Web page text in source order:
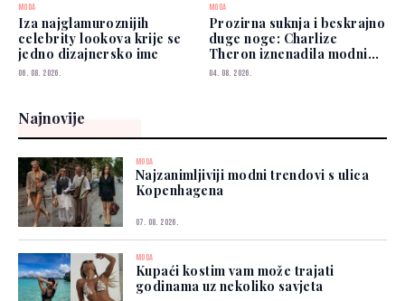
MODA
Iza najglamuroznijih
celebrity lookova krije se
jedno dizajnersko ime
06. 08. 2026.
MODA
Prozirna suknja i beskrajno
duge noge: Charlize
Theron iznenadila modnim
izborom
04. 08. 2026.
Najnovije
MODA
Najzanimljiviji modni trendovi s ulica
Kopenhagena
07. 08. 2026.
MODA
Kupaći kostim vam može trajati
godinama uz nekoliko savjeta